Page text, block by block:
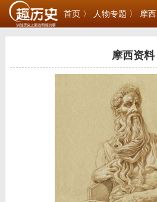
首页 〉 人物专题 〉 摩西
摩西资料